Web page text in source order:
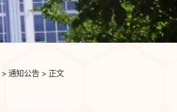
>通知公告 > 正文